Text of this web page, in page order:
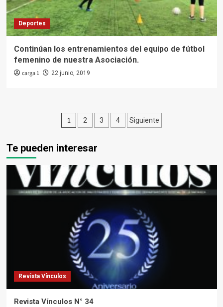
Deportes
Continúan los entrenamientos del equipo de fútbol
femenino de nuestra Asociación.
carga 1 22 junio, 2019
Paginación
entradas
1 2 3 4 Siguiente
Te pueden interesar
Revista Vínculos
Revista Vínculos N° 34